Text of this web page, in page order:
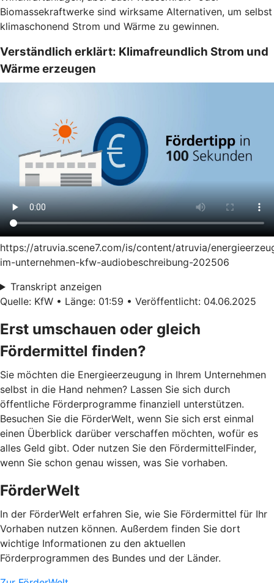
Biomassekraftwerke sind wirksame Alternativen, um selbst
klimaschonend Strom und Wärme zu gewinnen.
Verständlich erklärt: Klimafreundlich Strom und
Wärme erzeugen
https://atruvia.scene7.com/is/content/atruvia/
im-unternehmen-kfw-audiobeschreibung-202506
Transkript anzeigen
Quelle: KfW • Länge: 01:59 • Veröffentlicht: 04.06.2025
Erst umschauen oder gleich
Fördermittel finden?
Sie möchten die Energieerzeugung in Ihrem Unternehmen
selbst in die Hand nehmen? Lassen Sie sich durch
öffentliche Förderprogramme finanziell unterstützen.
Besuchen Sie die FörderWelt, wenn Sie sich erst einmal
einen Überblick darüber verschaffen möchten, wofür es
alles Geld gibt. Oder nutzen Sie den FördermittelFinder,
wenn Sie schon genau wissen, was Sie vorhaben.
FörderWelt
In der FörderWelt erfahren Sie, wie Sie Fördermittel für Ihr
Vorhaben nutzen können. Außerdem finden Sie dort
wichtige Informationen zu den aktuellen
Förderprogrammen des Bundes und der Länder.